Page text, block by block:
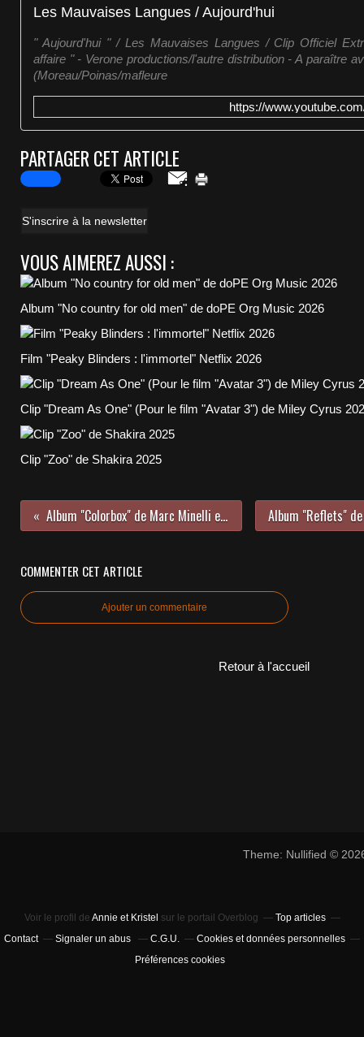
Les Mauvaises Langues / Aujourd'hui
" Aujourd'hui " / Les Mauvaises Langues / Clip Officiel
affaire " - Verone productions/l'autre distribution - A paraître
(Moreau/Poinas/mafleure
https://
PARTAGER CET ARTICLE
S'inscrire à la newsletter
VOUS AIMEREZ AUSSI :
Album "No country for old men" de doPE Org Music 2026
Film "Peaky Blinders : l'immortel" Netflix 2026
Clip "Dream As One" (Pour le film "Avatar 3") de Miley Cyrus
Clip "Zoo" de Shakira 2025
Album "Colorbox" de Marc Minelli et Olivier Durand CD 2023
COMMENTER CET ARTICLE
Ajouter un commentaire
Retour à l'accueil
Theme: Nullified ©
Voir le profil de Annie et Kristel sur le portail Overblog
Top articles
Contact
Signaler un abus C.G.U.
Cookies et données personnelles
Préférences cookies